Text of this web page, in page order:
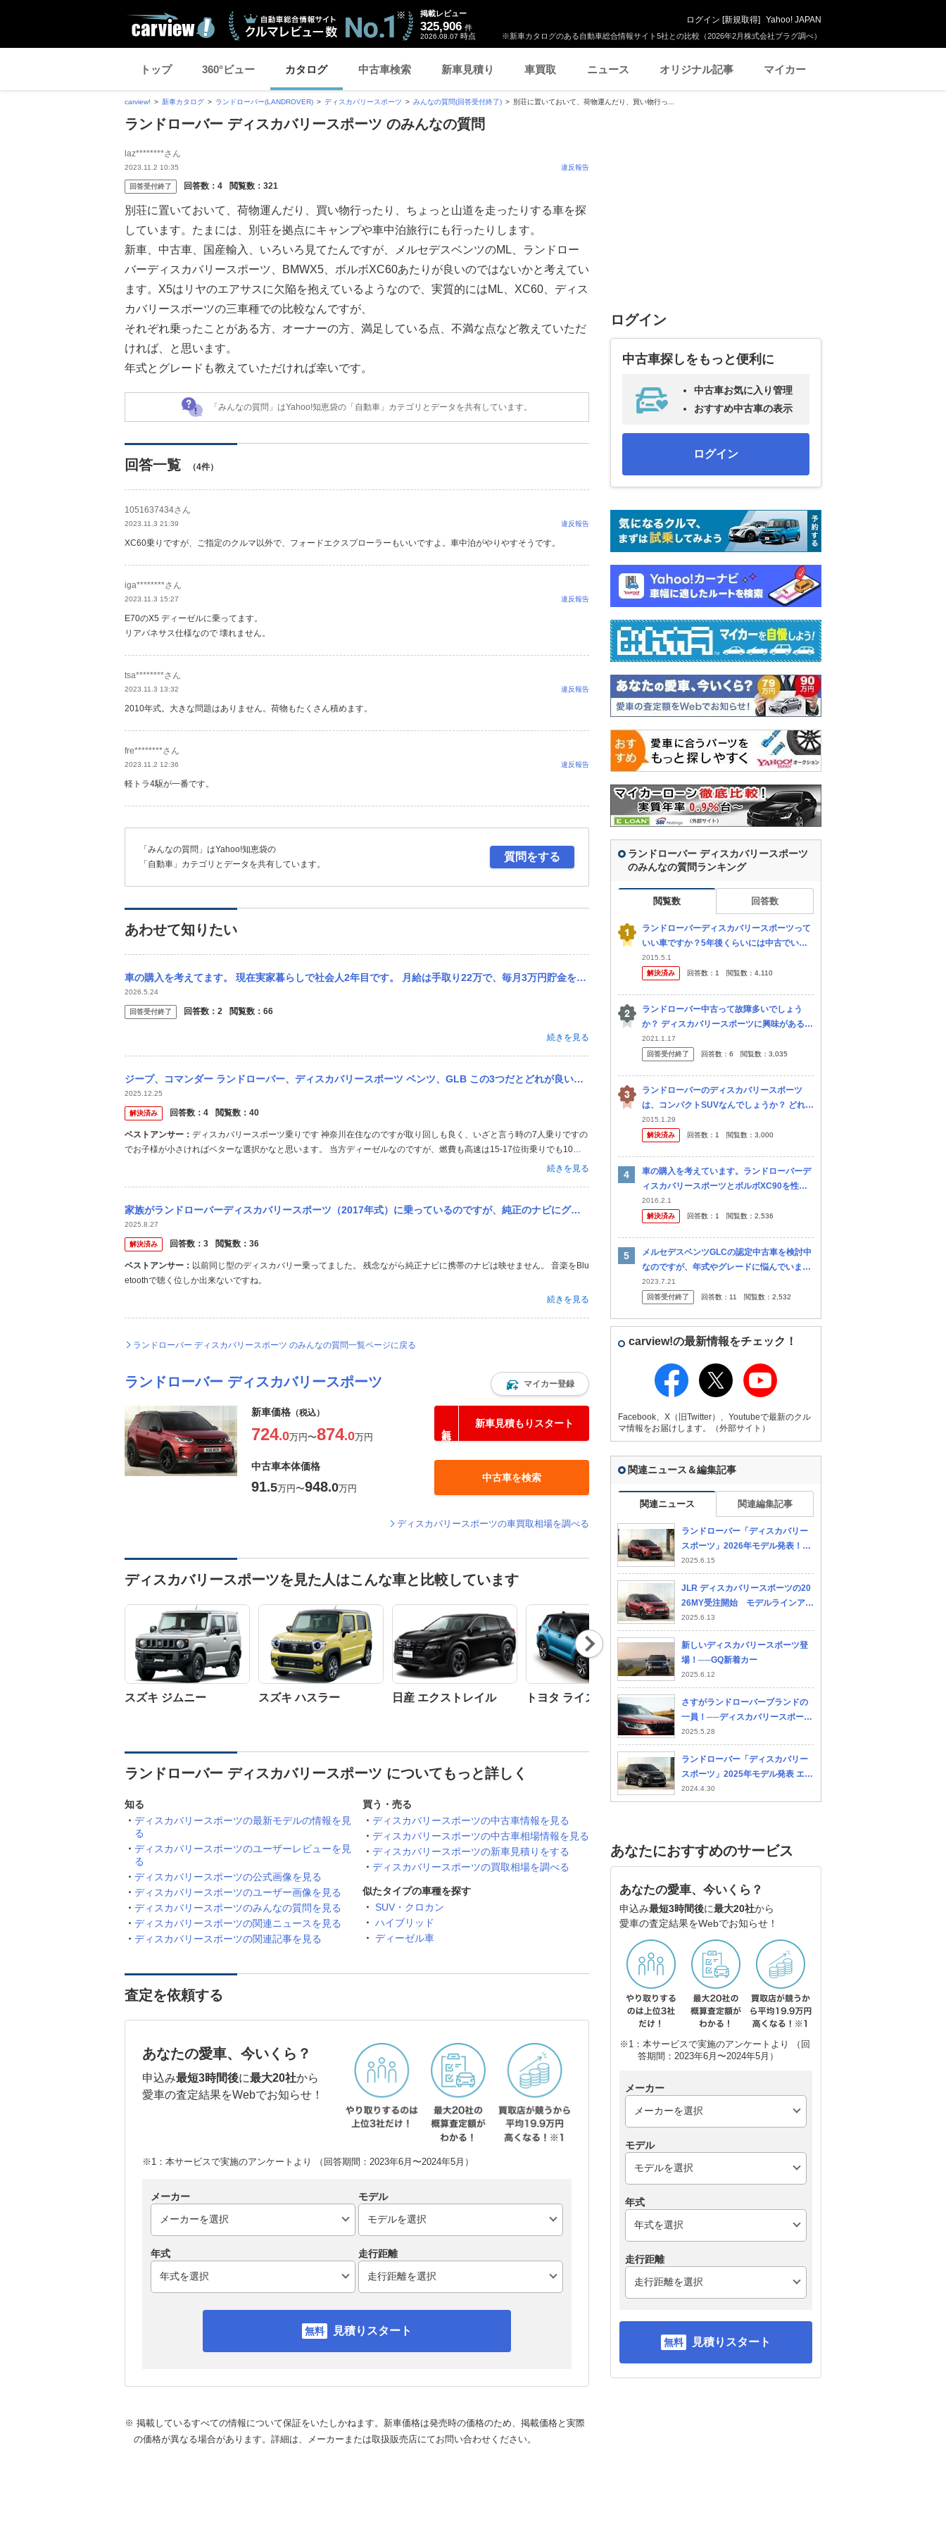
※新車カタログのある自動車総合情報サイト5社との比較（2026年2月株式会社プラグ調べ）
掲載レビュー
325,906 件
2026.08.07 時点
ログイン [新規取得] Yahoo! JAPAN
トップ 360°ビュー カタログ 中古車検索 新車見積り 車買取 ニュース オリジナル記事 マイカー
carview! 新車カタログ ランドローバー(LANDROVER) ディスカバリースポーツ みんなの質問(回答受付終了) 別荘に置いておいて、荷物運んだり、買い物行っ...
ランドローバー ディスカバリースポーツ のみんなの質問
laz********さん
2023.11.2 10:35 違反報告
回答受付終了 回答数： 4 閲覧数： 321
別荘に置いておいて、荷物運んだり、買い物行ったり、ちょっと山道を走ったりする車を探
しています。たまには、別荘を拠点にキャンプや車中泊旅行にも行ったりします。
新車、中古車、国産輸入、いろいろ見てたんですが、メルセデスベンツのML、ランドロー
バーディスカバリースポーツ、BMWX5、ボルボXC60あたりが良いのではないかと考えてい
ます。X5はリヤのエアサスに欠陥を抱えているようなので、実質的にはML、XC60、ディス
カバリースポーツの三車種での比較なんですが、
それぞれ乗ったことがある方、オーナーの方、満足している点、不満な点など教えていただ
ければ、と思います。
年式とグレードも教えていただければ幸いです。
「みんなの質問」はYahoo!知恵袋の「自動車」カテゴリとデータを共有しています。
回答一覧 （4件）
1051637434さん
2023.11.3 21:39 違反報告
XC60乗りですが、ご指定のクルマ以外で、フォードエクスプローラーもいいですよ。車中泊がやりやすそうです。
iga********さん
2023.11.3 15:27 違反報告
E70のX5 ディーゼルに乗ってます。
リアバネサス仕様なので 壊れません。
tsa********さん
2023.11.3 13:32 違反報告
2010年式。大きな問題はありません。荷物もたくさん積めます。
fre********さん
2023.11.2 12:36 違反報告
軽トラ4駆が一番です。
「みんなの質問」はYahoo!知恵袋の
「自動車」カテゴリとデータを共有しています。
質問をする
あわせて知りたい
車の購入を考えてます。 現在実家暮らしで社会人2年目です。 月給は手取り22万で、毎月3万円貯金をしているため、実質手取りは17〜18万です。 実家暮らしで毎月固定費で掛かるのは、下記です。 ...
2026.5.24
回答受付終了 回答数： 2 閲覧数： 66
続きを見る
ジープ、コマンダー ランドローバー、ディスカバリースポーツ ベンツ、GLB この3つだとどれが良いと思いますか？ 子ども2人の4人家族で使う予定です。 新車か中古かは悩んでいます。
2025.12.25
解決済み 回答数： 4 閲覧数： 40
ベストアンサー： ディスカバリースポーツ乗りです 神奈川在住なのですが取り回しも良く、いざと言う時の7人乗りですの
でお子様が小さければベターな選択かなと思います。 当方ディーゼルなのですが、燃費も高速は15-17位街乗りでも10を
超えます。2t超えている車体にしては優秀かなと思います。 それに私もGLBも候補に入ったのですが優越感的にはこちら
続きを見る
家族がランドローバーディスカバリースポーツ（2017年式）に乗っているのですが、純正のナビにグーグルマップを映す方法を探しています。詳しい方や知っている方がいましたら教えて欲しいです。
2025.8.27
解決済み 回答数： 3 閲覧数： 36
ベストアンサー： 以前同じ型のディスカバリー乗ってました。 残念ながら純正ナビに携帯のナビは映せません。 音楽をBlu
etoothで聴く位しか出来ないですね。
続きを見る
ランドローバー ディスカバリースポーツ のみんなの質問一覧ページに戻る
ランドローバー ディスカバリースポーツ マイカー登録
新車価格 （税込）
724.0万円〜874.0万円
新車見積もりスタート
中古車本体価格
91.5万円〜948.0万円
中古車を検索
ディスカバリースポーツの車買取相場を調べる
ディスカバリースポーツを見た人はこんな車と比較しています
スズキ ジムニー スズキ ハスラー 日産 エクストレイル トヨタ ライズ スバル フォレスター
トヨタ ハリアーハイブ
リッド
Nex
t
ランドローバー ディスカバリースポーツ についてもっと詳しく
知る
ディスカバリースポーツの最新モデルの情報を見
る
ディスカバリースポーツのユーザーレビューを見
る
ディスカバリースポーツの公式画像を見る
ディスカバリースポーツのユーザー画像を見る
ディスカバリースポーツのみんなの質問を見る
ディスカバリースポーツの関連ニュースを見る
ディスカバリースポーツの関連記事を見る
買う・売る
ディスカバリースポーツの中古車情報を見る
ディスカバリースポーツの中古車相場情報を見る
ディスカバリースポーツの新車見積りをする
ディスカバリースポーツの買取相場を調べる
似たタイプの車種を探す
SUV・クロカン
ハイブリッド
ディーゼル車
査定を依頼する
あなたの愛車、今いくら？
申込み最短3時間後に最大20社から
愛車の査定結果をWebでお知らせ！
※1：本サービスで実施のアンケートより （回答期間：2023年6月〜2024年5月）
メーカー モデル
年式 走行距離
見積りスタート
※ 掲載しているすべての情報について保証をいたしかねます。新車価格は発売時の価格のため、掲載価格と実際
の価格が異なる場合があります。詳細は、メーカーまたは取扱販売店にてお問い合わせください。
ログイン
中古車探しをもっと便利に
中古車お気に入り管理
おすすめ中古車の表示
ログイン
ランドローバー ディスカバリースポーツ
のみんなの質問ランキング
閲覧数 回答数
ランドローバーディスカバリースポーツって
いい車ですか？5年後くらいには中古でいく
らくらいになりますか？
2015.5.1
解決済み
回答数： 1 閲覧数： 4,110
ランドローバー中古って故障多いでしょう
か？ ディスカバリースポーツに興味があるで
すが、新車は買えないので中古見てて、良い
なぁと思ったのは7万キロ走行車なんです。
2021.1.17
回答受付終了
回答数： 6 閲覧数： 3,035
ランドローバーのディスカバリースポーツ
は、コンパクトSUVなんでしょうか？ どれく
らいの大きさですか？レクサスRX？NXくら
い？
2015.1.29
解決済み
回答数： 1 閲覧数： 3,000
車の購入を考えています。ランドローバーデ
ィスカバリースポーツとボルボXC90を性
能、燃費などで比較するのはやめて別に考え
た方がよいでしょうか？
2016.2.1
解決済み
回答数： 1 閲覧数： 2,536
メルセデスベンツGLCの認定中古車を検討中
なのですが、年式やグレードに悩んでいま
す。 新モデルが発売されている中で、前モデ
ルの後期（AMGラインなど）を600万前後で
2023.7.21
回答受付終了
回答数： 11 閲覧数： 2,532
carview!の最新情報をチェック！
Facebook、X（旧Twitter）、Youtubeで最新のクル
マ情報をお届けします。（外部サイト）
関連ニュース＆編集記事
関連ニュース 関連編集記事
ランドローバー「ディスカバリー
スポーツ」2026年モデル発表！
進化したPHEVで環境性能と個性
を両立
2025.6.15
JLR ディスカバリースポーツの20
26MY受注開始 モデルラインアッ
プの刷新で3グレードに
2025.6.13
新しいディスカバリースポーツ登
場！──GQ新着カー
2025.6.12
さすがランドローバーブランドの
一員！──ディスカバリースポーツ
ダイナミックHSE P300e試乗記
2025.5.28
ランドローバー「ディスカバリー
スポーツ」2025年モデル発表 エン
トリーグレードを新導入
2024.4.30
あなたにおすすめのサービス
あなたの愛車、今いくら？
申込み最短3時間後に最大20社から
愛車の査定結果をWebでお知らせ！
※1：本サービスで実施のアンケートより （回
答期間：2023年6月〜2024年5月）
メーカー
モデル
年式
走行距離
見積りスタート